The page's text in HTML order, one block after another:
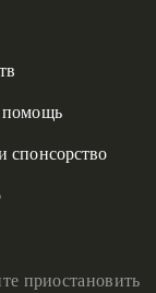
приостановить